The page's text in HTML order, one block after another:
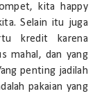
kita happy
Selain itu juga
kredit karena
mahal, dan yang
penting jadilah
pakaian yang